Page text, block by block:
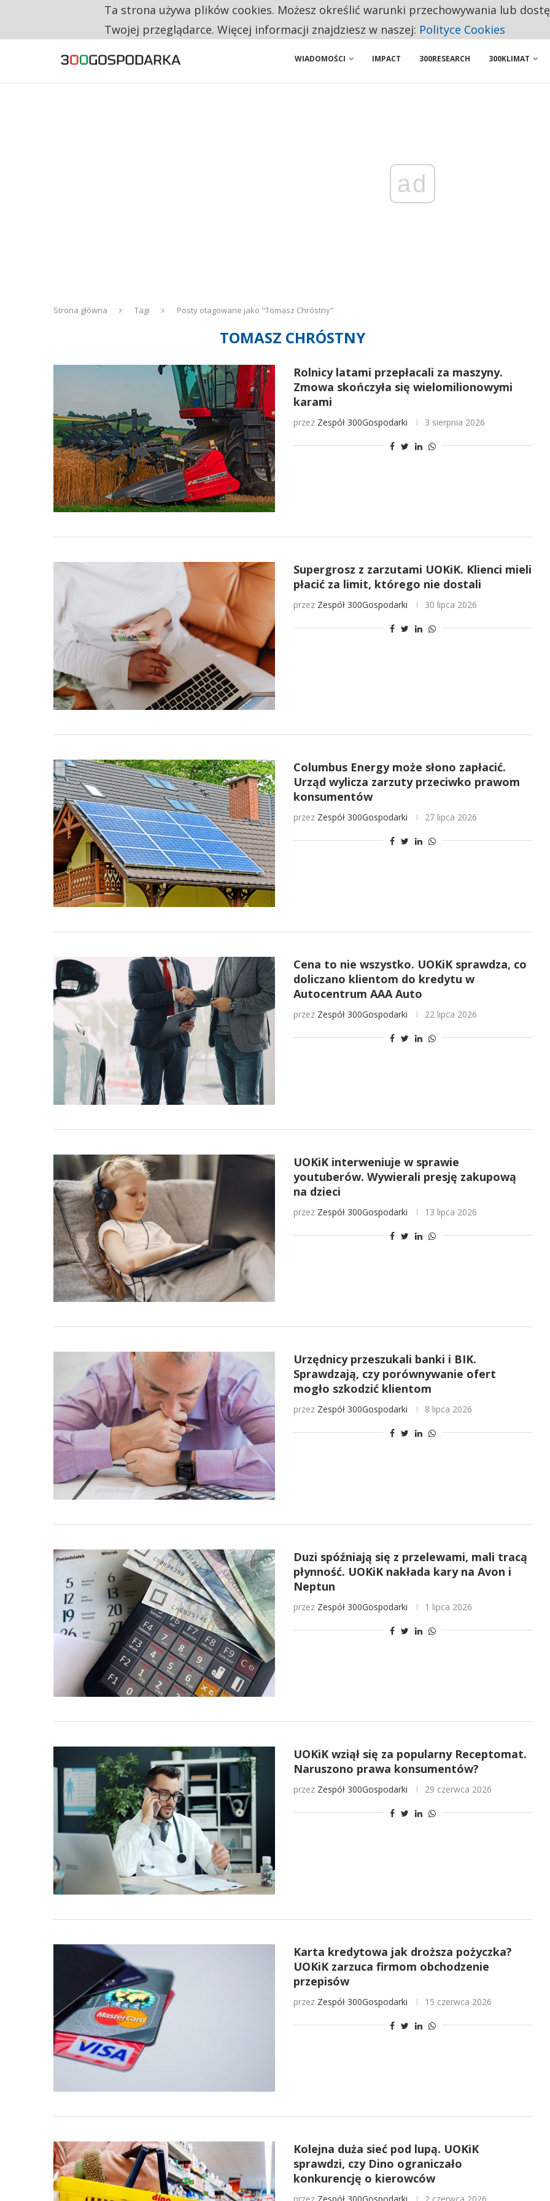
RESTRYKCJE CHIN UDERZAJĄ W EUROPEJSKI PRZEMYSŁ. NA LIŚCIE SĄ DWA PODMIOTY Z POLSKI
WIADOMOŚCI IMPACT 300RESEARCH 300KLIMAT
ad
Strona główna Tagi Posty otagowane jako "Tomasz Chróstny"
TOMASZ CHRÓSTNY
Rolnicy latami przepłacali za maszyny.
Zmowa skończyła się wielomilionowymi
karami
przez Zespół 300Gospodarki 3 sierpnia 2026
Supergrosz z zarzutami UOKiK. Klienci mieli
płacić za limit, którego nie dostali
przez Zespół 300Gospodarki 30 lipca 2026
Columbus Energy może słono zapłacić.
Urząd wylicza zarzuty przeciwko prawom
konsumentów
przez Zespół 300Gospodarki 27 lipca 2026
Cena to nie wszystko. UOKiK sprawdza, co
doliczano klientom do kredytu w
Autocentrum AAA Auto
przez Zespół 300Gospodarki 22 lipca 2026
UOKiK interweniuje w sprawie
youtuberów. Wywierali presję zakupową
na dzieci
przez Zespół 300Gospodarki 13 lipca 2026
Urzędnicy przeszukali banki i BIK.
Sprawdzają, czy porównywanie ofert
mogło szkodzić klientom
przez Zespół 300Gospodarki 8 lipca 2026
Duzi spóźniają się z przelewami, mali tracą
płynność. UOKiK nakłada kary na Avon i
Neptun
przez Zespół 300Gospodarki 1 lipca 2026
UOKiK wziął się za popularny Receptomat.
Naruszono prawa konsumentów?
przez Zespół 300Gospodarki 29 czerwca 2026
Karta kredytowa jak droższa pożyczka?
UOKiK zarzuca firmom obchodzenie
przepisów
przez Zespół 300Gospodarki 15 czerwca 2026
Kolejna duża sieć pod lupą. UOKiK
sprawdzi, czy Dino ograniczało
konkurencję o kierowców
Ta strona używa plików cookies. Możesz określić warunki przechowywania lub
Twojej przeglądarce. Więcej informacji znajdziesz w naszej: Polityce Cookies